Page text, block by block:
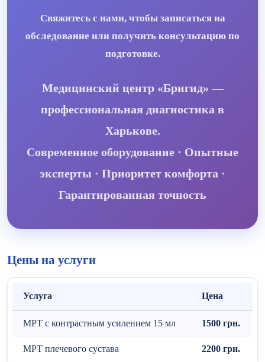
Свяжитесь с нами, чтобы записаться на
обследование или получить консультацию по
подготовке.
Медицинский центр «Бригид» —
профессиональная диагностика в
Харькове.
Современное оборудование · Опытные
эксперты · Приоритет комфорта ·
Гарантированная точность
Цены на услуги
Услуга Цена
МРТ с контрастным усилением 15 мл 1500 грн.
МРТ плечевого сустава 2200 грн.